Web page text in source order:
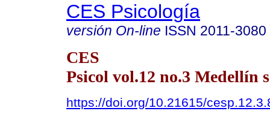
CES Psicología
versión On-line ISSN 2011-3080
CES
Psicol vol.12 no.3 Medellín
https://doi.org/10.21615/